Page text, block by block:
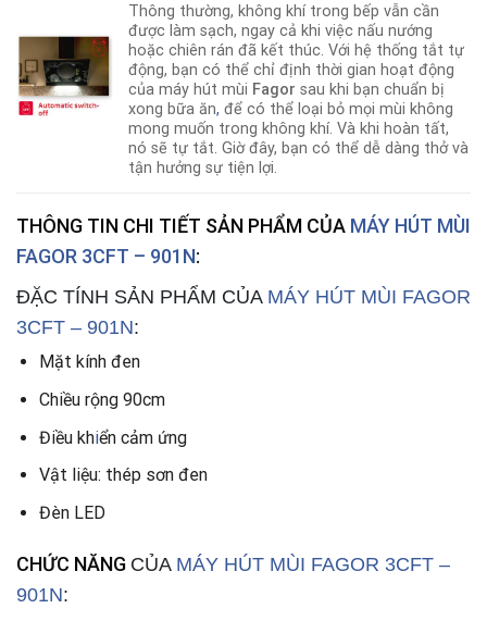
Thông thường, không khí trong bếp vẫn cần
được làm sạch, ngay cả khi việc nấu nướng
hoặc chiên rán đã kết thúc. Với hệ thống tắt tự
động, bạn có thể chỉ định thời gian hoạt động
của máy hút mùi Fagorsau khi bạn chuẩn bị
xong bữa ăn, để có thể loại bỏ mọi mùi không
mong muốn trong không khí. Và khi hoàn tất,
nó sẽ tự tắt. Giờ đây, bạn có thể dễ dàng thở và
tận hưởng sự tiện lợi.
THÔNG TIN CHI TIẾT SẢN PHẨM CỦA MÁY HÚT MÙI
FAGOR 3CFT – 901N:
ĐẶC TÍNH SẢN PHẨM CỦA MÁY HÚT MÙI FAGOR
3CFT – 901N:
Mặt kính đen
Chiều rộng 90cm
Điều khiển cảm ứng
Vật liệu: thép sơn đen
Đèn LED
CHỨC NĂNG CỦA MÁY HÚT MÙI FAGOR 3CFT –
901N: